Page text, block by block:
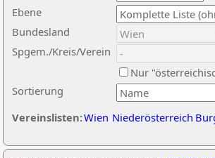
Ebene
Sortierung
Bundesland
Spgem./Kreis/Verein
Nur
Vereinslisten:Wien Niederösterreich